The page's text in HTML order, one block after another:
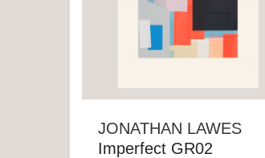
JONATHAN LAWES
Imperfect GR02